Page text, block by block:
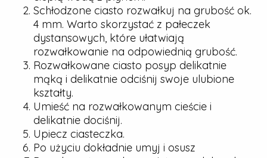
Schłodzone ciasto rozwałkuj na grubość ok.
4 mm. Warto skorzystać z pałeczek
dystansowych, które ułatwiają
rozwałkowanie na odpowiednią grubość.
Rozwałkowane ciasto posyp delikatnie
mąką i delikatnie odciśnij swoje ulubione
kształty.
Umieść na rozwałkowanym cieście i
delikatnie dociśnij.
Upiecz ciasteczka.
Po użyciu dokładnie umyj i osusz